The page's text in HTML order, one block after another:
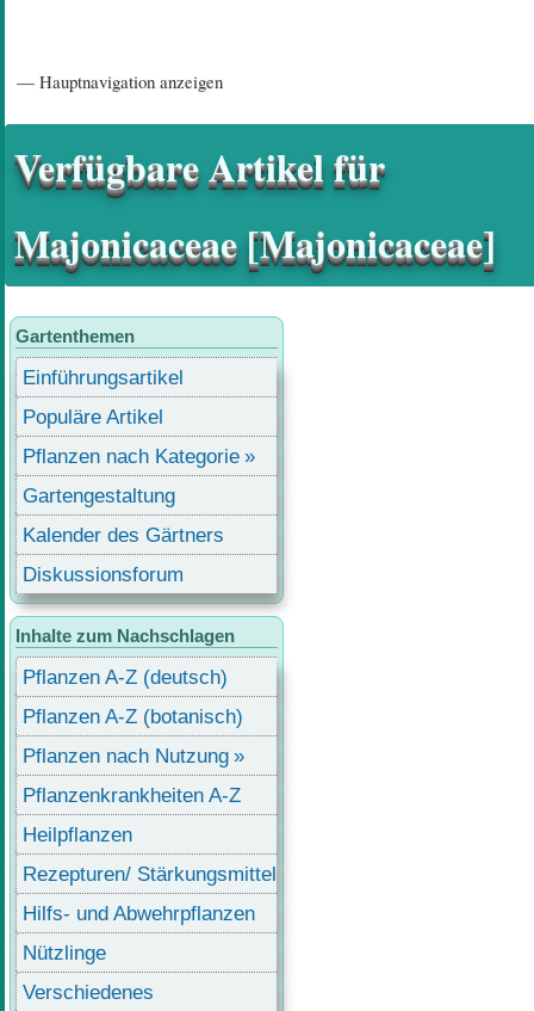
— Hauptnavigation anzeigen
Verfügbare Artikel für
Majonicaceae [Majonicaceae]
Gartenthemen
Einführungsartikel
Populäre Artikel
Pflanzen nach Kategorie
Gartengestaltung
Kalender des Gärtners
Diskussionsforum
Inhalte zum Nachschlagen
Pflanzen A-Z (deutsch)
Pflanzen A-Z (botanisch)
Pflanzen nach Nutzung
Pflanzenkrankheiten A-Z
Heilpflanzen
Rezepturen/ Stärkungsmittel
Hilfs- und Abwehrpflanzen
Nützlinge
Verschiedenes